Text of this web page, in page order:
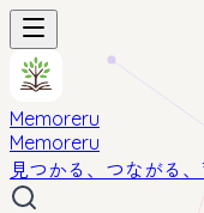
Memoreru
Memoreru
見つかる、つながる